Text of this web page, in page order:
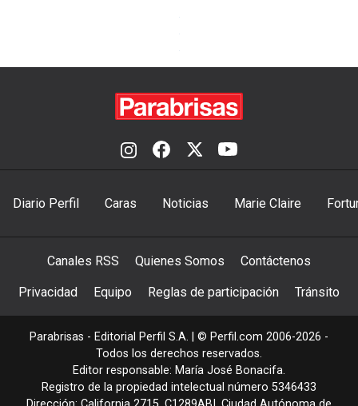
Diario Perfil Caras Noticias Marie Claire
Canales RSS Quienes Somos Contáctenos
Privacidad Equipo Reglas de participación Tránsito
Parabrisas - Editorial Perfil S.A. | © Perfil.com 2006-2026 -
Todos los derechos reservados.
Editor responsable: María José Bonacifa.
Registro de la propiedad intelectual número 5346433